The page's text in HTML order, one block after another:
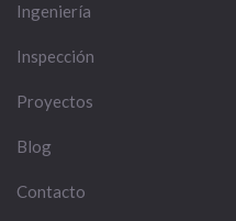
Ingeniería
Inspección
Proyectos
Blog
Contacto